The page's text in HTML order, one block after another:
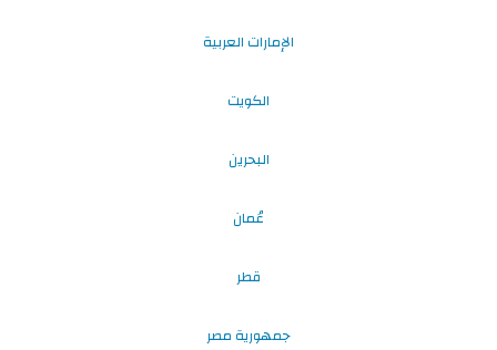
الإمارات العربية
الكويت
البحرين
عُمان
قطر
جمهورية مصر